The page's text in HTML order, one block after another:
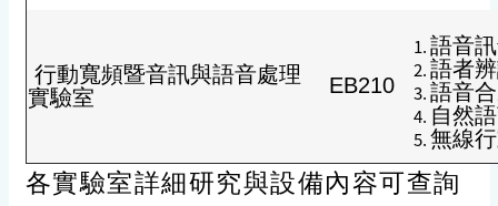
行動寬頻暨音訊與語音處理
實驗室
EB210
語音
語者
語音
自然
無線
各實驗室詳細研究與設備內容可查詢